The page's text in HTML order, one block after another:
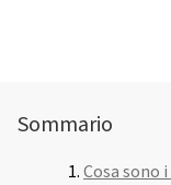
ROKAmer 2000
Prodotti per lavastoviglie
Sommario
Cosa sono